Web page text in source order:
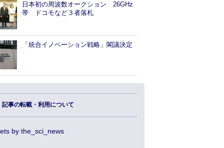
日本初の周波数オークション 26GHz
帯 ドコモなど３者落札
「統合イノベーション戦略」閣議決定
記事の転載・利用について
by the_sci_news